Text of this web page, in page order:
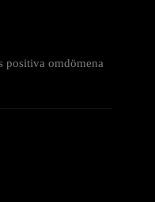
positiva omdömena